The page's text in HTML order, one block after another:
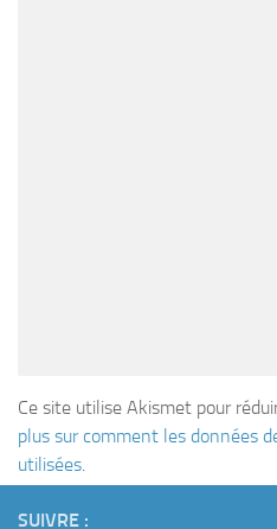
Ce site utilise Akismet pour
plus sur comment les données
utilisées.
SUIVRE :